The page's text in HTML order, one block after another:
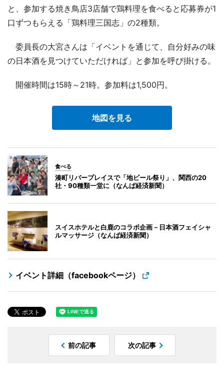
と、参加する焼き鳥店3店舗で鶏料理を食べると応募券が1
口ずつもらえる「鶏料理三国志」の2種類。
委員長の大宮さんは「イベントを通じて、自分好みの味
の日本酒を見つけていただければ」と参加を呼び掛ける。
開催時間は15時～21時。参加料は1,500円。
地図を見る
食べる
湊町リバープレイスで「地ビール祭り」、関西の20
社・90種類一堂に（なんば経済新聞）
スイスホテルと白鹿のコラボ企画－日本酒フェイシャ
ルマッサージ（なんば経済新聞）
イベント詳細（facebookページ）
前の記事 次の記事